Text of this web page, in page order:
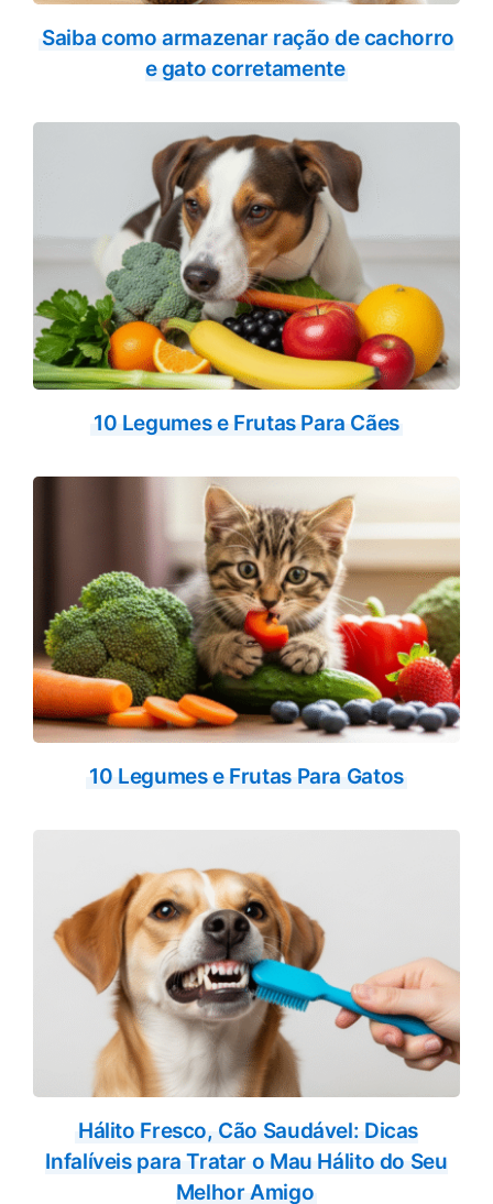
Saiba como armazenar ração de cachorro
e gato corretamente
10 Legumes e Frutas Para Cães
10 Legumes e Frutas Para Gatos
Hálito Fresco, Cão Saudável: Dicas
Infalíveis para Tratar o Mau Hálito do Seu
Melhor Amigo